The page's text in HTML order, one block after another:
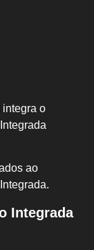
integra o
ao
ntegrada.
Integrada